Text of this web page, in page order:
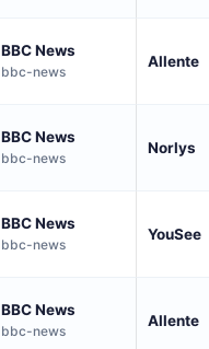
BBC News
bbc-news
Allente
BBC News
bbc-news
Norlys
BBC News
bbc-news
YouSee
BBC News
bbc-news
Allente